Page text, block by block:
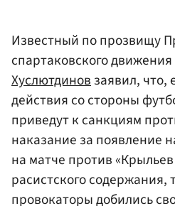
Известный по прозвищу
спартаковского
Хуслютдиновзаявил, что,
действия со стороны
приведут к санкциям
наказание за появление
на матче против
расистского содержания,
провокаторы добились